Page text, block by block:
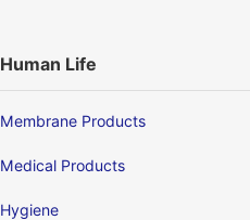
Human Life
Membrane Products
Medical Products
Hygiene